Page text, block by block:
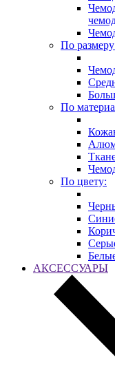
По
По
По цвету:
АКСЕССУАРЫ